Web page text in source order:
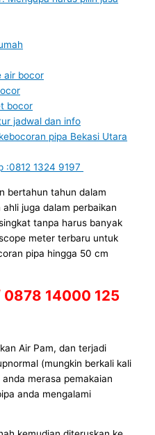
air bocor
bocor
jadwal dan info
pipa Bekasi Utara
:0812 1324 9197
bertahun tahun dalam
juga dalam perbaikan
tanpa harus banyak
meter terbaru untuk
pipa hingga 50 cm
0878 14000 125
Air Pam, dan terjadi
(mungkin berkali kali
merasa pemakaian
anda mengalami